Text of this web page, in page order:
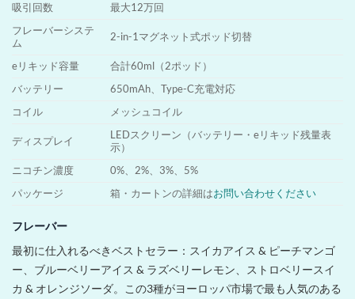
吸引回数
最大12万回
フレーバーシステ
ム
2-in-1マグネット式ポッド切替
eリキッド容量
合計60ml（2ポッド）
バッテリー
650mAh、Type-C充電対応
コイル
メッシュコイル
ディスプレイ
LEDスクリーン（バッテリー・eリキッド残量表
示）
ニコチン濃度
0%、2%、3%、5%
パッケージ
箱・カートンの詳細はお問い合わせください
フレーバー
最初に仕入れるべきベストセラー：スイカアイス & ピーチマンゴ
ー、ブルーベリーアイス & ラズベリーレモン、ストロベリースイ
カ & オレンジソーダ。この3種がヨーロッパ市場で最も人気のある